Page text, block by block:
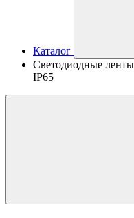
Каталог
Светодиодные
IP65